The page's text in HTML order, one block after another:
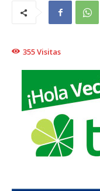
355Visitas